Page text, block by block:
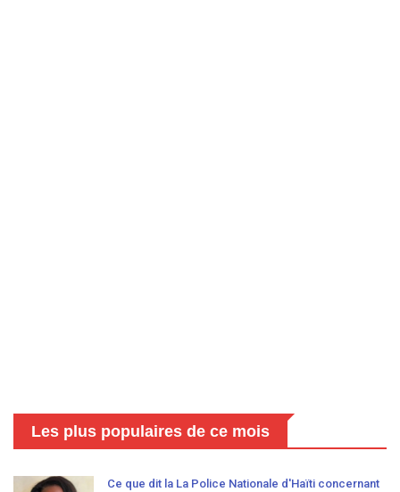
Les plus populaires de ce mois
Ce que dit la La Police Nationale d'Haïti concernant